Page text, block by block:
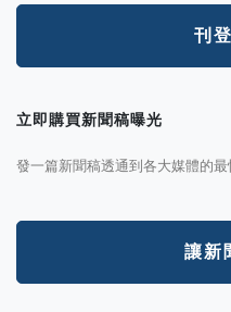
刊
立即購買新聞稿曝光
發一篇新聞稿透通到各大媒體的最
讓新